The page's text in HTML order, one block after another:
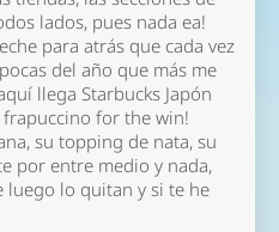
lados, pues nada ea!
para atrás que cada vez
del año que más me
llega Starbucks Japón
for the win!
su topping de nata, su
por entre medio y nada,
lo quitan y si te he